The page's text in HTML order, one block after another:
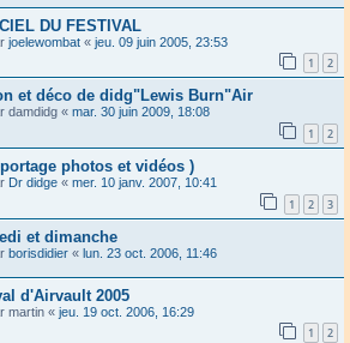
DU FESTIVAL
joelewombat « jeu. 09 juin 2005, 23:53
1 2
et déco de didg"Lewis Burn"Air
damdidg « mar. 30 juin 2009, 18:08
1 2
photos et vidéos )
Dr didge « mer. 10 janv. 2007, 10:41
1 2 3
et dimanche
borisdidier « lun. 23 oct. 2006, 11:46
d'Airvault 2005
martin « jeu. 19 oct. 2006, 16:29
1 2